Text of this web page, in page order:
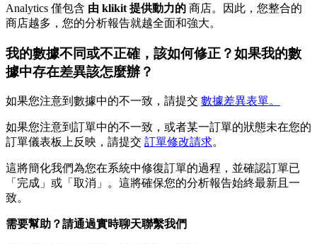
Analytics 僅包含 由 klikit 提供動力的 商店。因此，您整合的
商店越多，您的分析報告就越全面和強大。
我的數據不同或不正確，該如何修正？如果我的數
據中存在差異該怎麼辦？
如果您注意到數據中的不一致，請提交 數據差異表單。
如果您注意到訂單中的不一致，或者某一訂單的狀態未在您的
訂單儀表板上反映，請提交 訂單修改請求。
這將簡化我們為您在系統中修復訂單的過程，並確認訂單已
「完成」或「取消」。這將確保您的分析報告始終最新且一
致。
需要幫助？請通過實時聊天聯繫我們